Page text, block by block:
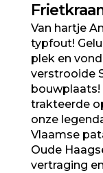
Van hartje
typfout!
plek en
verstrooide
bouwplaats!
trakteerde
onze
Vlaamse
Oude
vertraging